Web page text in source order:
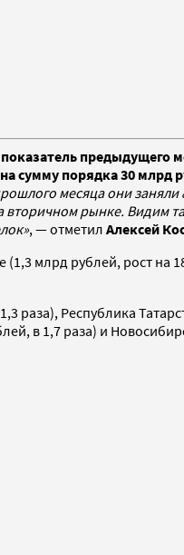
предыдущего
сумму порядка 30 млрд
месяца они заняли
вторичном рынке. Видим
, — отметил Алексей
млрд рублей, рост на
раза), Республика
в 1,7 раза) и